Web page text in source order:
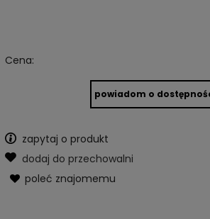
Cena:
powiadom o
zapytaj o produkt
dodaj do przechowalni
poleć znajomemu